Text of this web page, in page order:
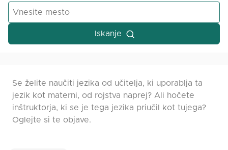
Iskanje
Se želite naučiti jezika od učitelja, ki uporablja ta
jezik kot materni, od rojstva naprej? Ali hočete
inštruktorja, ki se je tega jezika priučil kot tujega?
Oglejte si te objave.